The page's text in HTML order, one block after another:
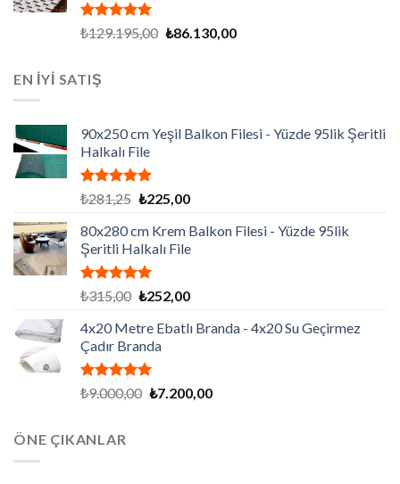
5 üzerinden
₺129.195,00 Orijinal
₺86.130,00Şu
EN İYİ SATIŞ
90x250 cm Yeşil Balkon Filesi - Yüzde 95lik Şeritli
Halkalı File
5 üzerinden
oy
aldı
₺281,25 Orijinal
₺281,25.
₺225,00Şu
fiyat:
₺225,00.
80x280 cm Krem Balkon Filesi - Yüzde 95lik
Şeritli Halkalı File
5 üzerinden
oy
aldı
₺315,00 Orijinal
₺315,00.
₺252,00Şu
fiyat:
4x20 Metre Ebatlı Branda - 4x20 Su Geçirmez
Çadır Branda
5 üzerinden
oy
₺9.000,00 Orijinal
₺7.200,00Şu
ÖNE ÇIKANLAR